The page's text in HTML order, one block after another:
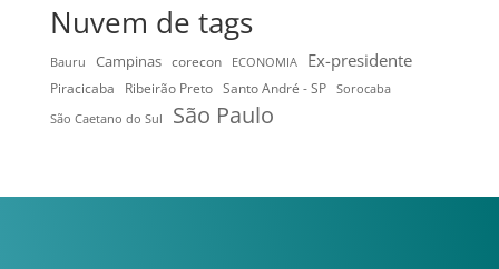
Nuvem de tags
Bauru Campinas corecon ECONOMIA Ex-presidente
Piracicaba Ribeirão Preto Santo André - SP
Sorocaba
São Caetano do Sul
São Paulo